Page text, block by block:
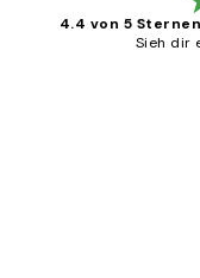
4.4 von 5 Sternen
Sieh dir